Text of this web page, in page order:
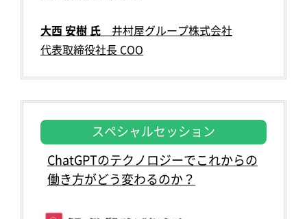
大西 安樹 氏 井村屋グループ株式会社
代表取締役社長 COO
スペシャルセッション
ChatGPTのテクノロジーでこれからの
働き方がどう変わるのか？